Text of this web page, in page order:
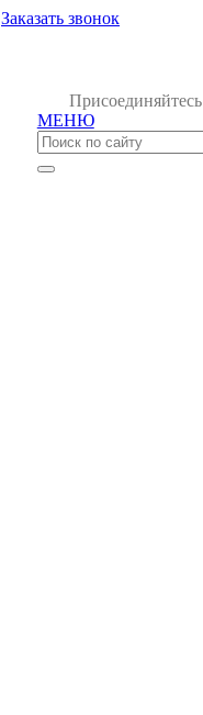
Заказать звонок
Присоединяйтесь
МЕНЮ